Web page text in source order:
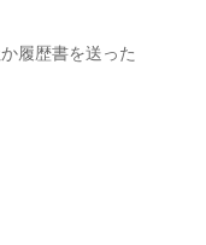
履歴書を送った